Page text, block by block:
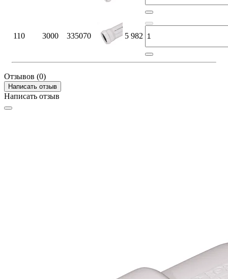
110 3000 335070 5 982
Отзывов (0)
Написать отзыв
Написать отзыв